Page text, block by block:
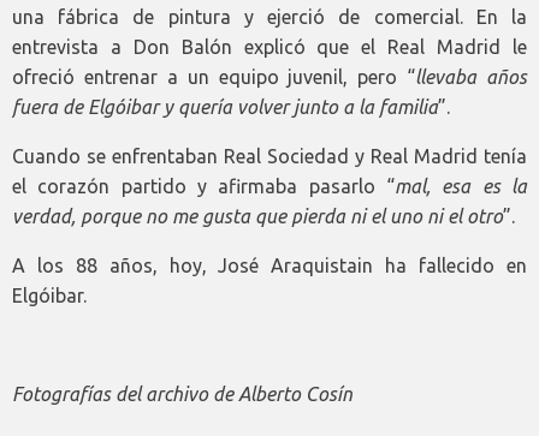
una fábrica de pintura y ejerció de comercial. En la
entrevista a Don Balón explicó que el Real Madrid le
ofreció entrenar a un equipo juvenil, pero “llevaba años
fuera de Elgóibar y quería volver junto a la familia”.
Cuando se enfrentaban Real Sociedad y Real Madrid tenía
el corazón partido y afirmaba pasarlo “mal, esa es la
verdad, porque no me gusta que pierda ni el uno ni el otro”.
A los 88 años, hoy, José Araquistain ha fallecido en
Elgóibar.
Fotografías del archivo de Alberto Cosín